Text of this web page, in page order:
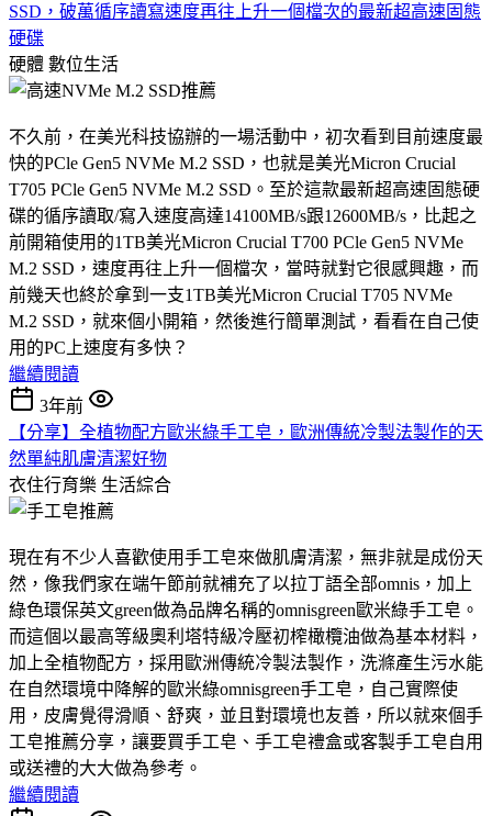
SSD，破萬循序讀寫速度再往上升一個檔次的最新超高速固態
硬碟
硬體 數位生活
不久前，在美光科技協辦的一場活動中，初次看到目前速度最
快的PCle Gen5 NVMe M.2 SSD，也就是美光Micron Crucial
T705 PCle Gen5 NVMe M.2 SSD。至於這款最新超高速固態硬
碟的循序讀取/寫入速度高達14100MB/s跟12600MB/s，比起之
前開箱使用的1TB美光Micron Crucial T700 PCle Gen5 NVMe
M.2 SSD，速度再往上升一個檔次，當時就對它很感興趣，而
前幾天也終於拿到一支1TB美光Micron Crucial T705 NVMe
M.2 SSD，就來個小開箱，然後進行簡單測試，看看在自己使
用的PC上速度有多快？
繼續閱讀
3年前
【分享】全植物配方歐米綠手工皂，歐洲傳統冷製法製作的天
然單純肌膚清潔好物
衣住行育樂 生活綜合
現在有不少人喜歡使用手工皂來做肌膚清潔，無非就是成份天
然，像我們家在端午節前就補充了以拉丁語全部omnis，加上
綠色環保英文green做為品牌名稱的omnisgreen歐米綠手工皂。
而這個以最高等級奧利塔特級冷壓初榨橄欖油做為基本材料，
加上全植物配方，採用歐洲傳統冷製法製作，洗滌產生污水能
在自然環境中降解的歐米綠omnisgreen手工皂，自己實際使
用，皮膚覺得滑順、舒爽，並且對環境也友善，所以就來個手
工皂推薦分享，讓要買手工皂、手工皂禮盒或客製手工皂自用
或送禮的大大做為參考。
繼續閱讀